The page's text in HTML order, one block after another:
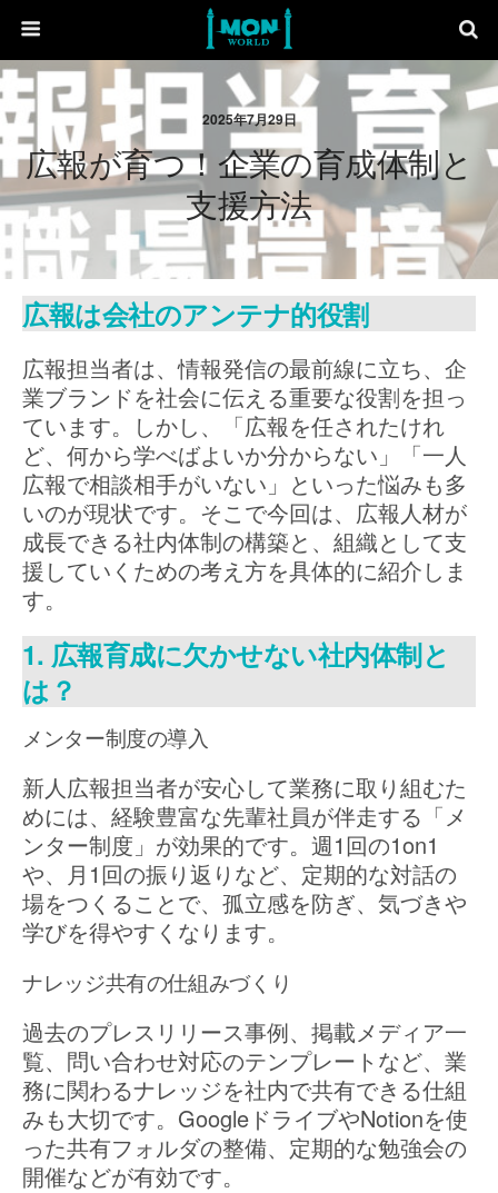
2025年7月29日
広報が育つ！企業の育成体制と
支援方法
広報は会社のアンテナ的役割
広報担当者は、情報発信の最前線に立ち、企
業ブランドを社会に伝える重要な役割を担っ
ています。しかし、「広報を任されたけれ
ど、何から学べばよいか分からない」「一人
広報で相談相手がいない」といった悩みも多
いのが現状です。そこで今回は、広報人材が
成長できる社内体制の構築と、組織として支
援していくための考え方を具体的に紹介しま
す。
1. 広報育成に欠かせない社内体制と
は？
メンター制度の導入
新人広報担当者が安心して業務に取り組むた
めには、経験豊富な先輩社員が伴走する「メ
ンター制度」が効果的です。週1回の1on1
や、月1回の振り返りなど、定期的な対話の
場をつくることで、孤立感を防ぎ、気づきや
学びを得やすくなります。
ナレッジ共有の仕組みづくり
過去のプレスリリース事例、掲載メディア一
覧、問い合わせ対応のテンプレートなど、業
務に関わるナレッジを社内で共有できる仕組
みも大切です。GoogleドライブやNotionを使
った共有フォルダの整備、定期的な勉強会の
開催などが有効です。